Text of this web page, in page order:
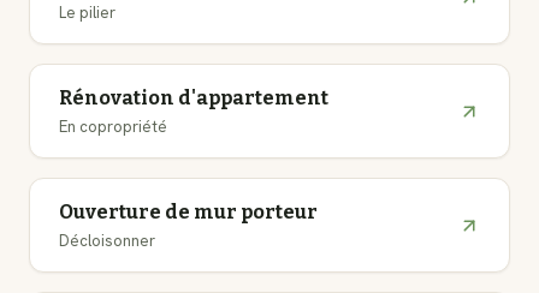
Le pilier
Rénovation d'appartement
En copropriété
Ouverture de mur porteur
Décloisonner